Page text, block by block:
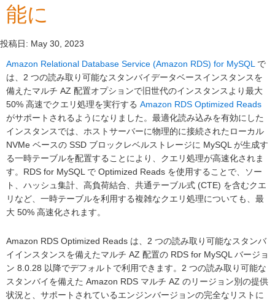
能に
投稿日: May 30, 2023
Amazon Relational Database Service (Amazon RDS) for MySQL で
は、2 つの読み取り可能なスタンバイデータベースインスタンスを
備えたマルチ AZ 配置オプションで旧世代のインスタンスより最大
50% 高速でクエリ処理を実行する Amazon RDS Optimized Reads
がサポートされるようになりました。最適化読み込みを有効にした
インスタンスでは、ホストサーバーに物理的に接続されたローカル
NVMe ベースの SSD ブロックレベルストレージに MySQL が生成す
る一時テーブルを配置することにより、クエリ処理が高速化されま
す。RDS for MySQL で Optimized Reads を使用することで、ソー
ト、ハッシュ集計、高負荷結合、共通テーブル式 (CTE) を含むクエ
リなど、一時テーブルを利用する複雑なクエリ処理についても、最
大 50% 高速化されます。
Amazon RDS Optimized Reads は、2 つの読み取り可能なスタンバ
イインスタンスを備えたマルチ AZ 配置の RDS for MySQL バージョ
ン 8.0.28 以降でデフォルトで利用できます。2 つの読み取り可能な
スタンバイを備えた Amazon RDS マルチ AZ のリージョン別の提供
状況と、サポートされているエンジンバージョンの完全なリストに